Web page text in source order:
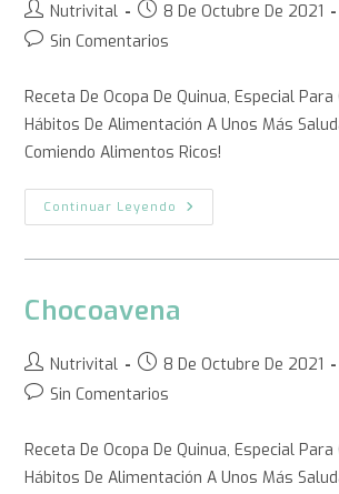
Nutrivital 8 De Octubre De 2021
Sin Comentarios
Receta De Ocopa De Quinua, Especial
Hábitos De Alimentación A Unos Más
Comiendo Alimentos Ricos!
Continuar Leyendo
Chocoavena
Nutrivital 8 De Octubre De 2021
Sin Comentarios
Receta De Ocopa De Quinua, Especial
Hábitos De Alimentación A Unos Más